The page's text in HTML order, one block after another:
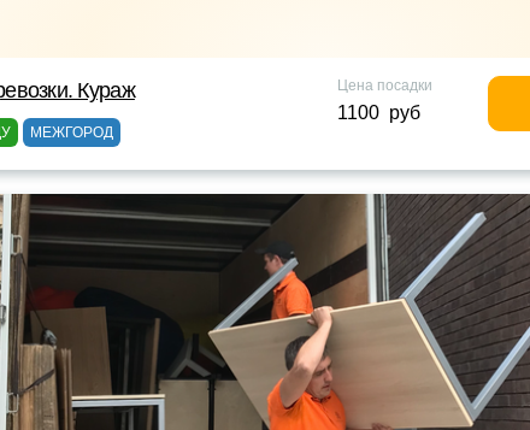
Кураж
МЕЖГОРОД
Цена посадки
1100 руб